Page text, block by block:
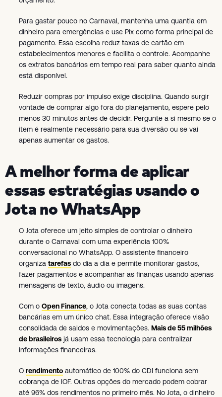
Para gastar pouco no Carnaval, mantenha uma quantia em
dinheiro para emergências e use Pix como forma principal de
pagamento. Essa escolha reduz taxas de cartão em
estabelecimentos menores e facilita o controle. Acompanhe
os extratos bancários em tempo real para saber quanto ainda
está disponível.
Reduzir compras por impulso exige disciplina. Quando surgir
vontade de comprar algo fora do planejamento, espere pelo
menos 30 minutos antes de decidir. Pergunte a si mesmo se o
item é realmente necessário para sua diversão ou se vai
apenas aumentar os gastos.
A melhor forma de aplicar
essas estratégias usando o
Jota no WhatsApp
O Jota oferece um jeito simples de controlar o dinheiro
durante o Carnaval com uma experiência 100%
conversacional no WhatsApp. O assistente financeiro
organiza tarefas do dia a dia e permite monitorar gastos,
fazer pagamentos e acompanhar as finanças usando apenas
mensagens de texto, áudio ou imagens.
Com o Open Finance, o Jota conecta todas as suas contas
bancárias em um único chat. Essa integração oferece visão
consolidada de saldos e movimentações. Mais de 55 milhões
de brasileiros já usam essa tecnologia para centralizar
informações financeiras.
O rendimento automático de 100% do CDI funciona sem
cobrança de IOF. Outras opções do mercado podem cobrar
até 96% dos rendimentos no primeiro mês. No Jota, o dinheiro